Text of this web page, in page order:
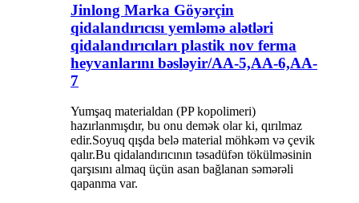
Jinlong Marka Göyərçin
qidalandırıcısı yemləmə alətləri
qidalandırıcıları plastik nov ferma
heyvanlarını bəsləyir/AA-5,AA-6,AA-
7
Yumşaq materialdan (PP kopolimeri)
hazırlanmışdır, bu onu demək olar ki, qırılmaz
edir.Soyuq qışda belə material möhkəm və çevik
qalır.Bu qidalandırıcının təsadüfən tökülməsinin
qarşısını almaq üçün asan bağlanan səmərəli
qapanma var.